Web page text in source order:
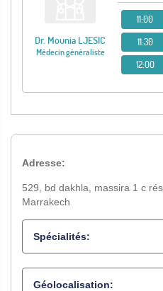
Dr. Mounia LJESIC
Médecin généraliste
11:00
11:30
12:00
Adresse:
529, bd dakhla, massira 1 c
Marrakech
Spécialités:
Médecin généraliste
Géolocalisation: